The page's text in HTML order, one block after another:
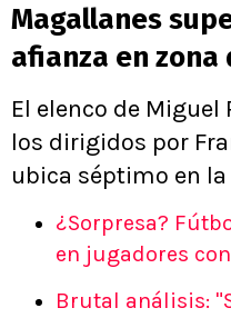
Magallanes
afianza en zona
El elenco de Miguel
los dirigidos por
ubica séptimo en
¿Sorpresa?
en jugadores
Brutal análisis: